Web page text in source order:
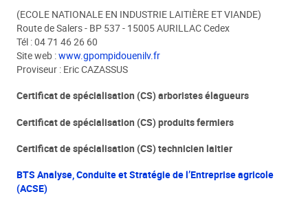
(ECOLE NATIONALE EN INDUSTRIE LAITIÈRE ET VIANDE)
Route de Salers - BP 537 - 15005 AURILLAC Cedex
Tél : 04 71 46 26 60
Site web :www.gpompidouenilv.fr
Proviseur : Eric CAZASSUS
Certificat de spécialisation (CS) arboristes élagueurs
Certificat de spécialisation (CS) produits fermiers
Certificat de spécialisation (CS) technicien laitier
BTS Analyse, Conduite et Stratégie de l’Entreprise agricole
(ACSE)